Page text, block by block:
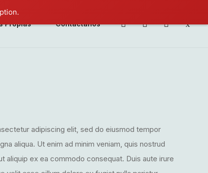
Propias Contáctanos
adipiscing elit, sed do eiusmod tempor
aliqua. Ut enim ad minim veniam, quis nostrud
aliquip ex ea commodo consequat. Duis aute irure